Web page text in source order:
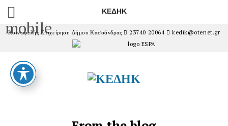
mobile
ΚΕΔΗΚ
Κοινωφελής Επιχείρηση Δήμου Κασσάνδρας 23740 20064 kedik@otenet.gr